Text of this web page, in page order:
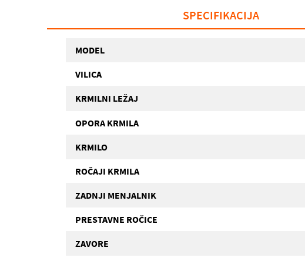
SPECIFIKACIJA
MODEL
VILICA
KRMILNI LEŽAJ
OPORA KRMILA
KRMILO
ROČAJI KRMILA
ZADNJI MENJALNIK
PRESTAVNE ROČICE
ZAVORE